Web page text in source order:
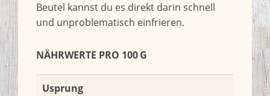
Beutel kannst du es direkt darin schnell
und unproblematisch einfrieren.
NÄHRWERTE PRO 100 G
Usprung